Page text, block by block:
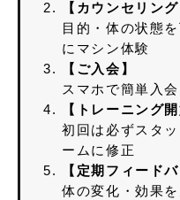
【カウンセリング
目的・体の状態
にマシン体験
【ご入会】
スマホで簡単入
【トレーニング開
初回は必ずスタ
ームに修正
【定期フィードバ
体の変化・効果